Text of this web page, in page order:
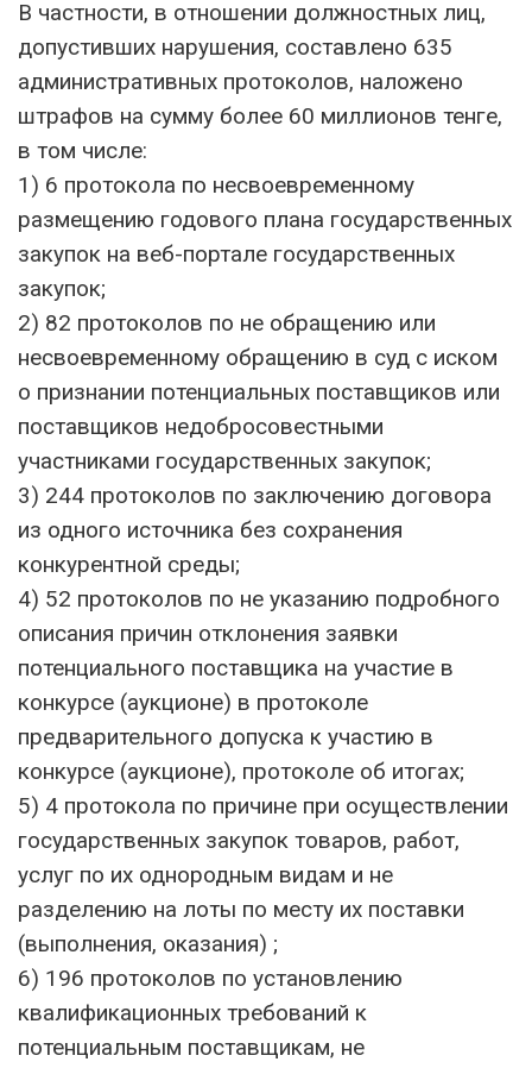
В частности, в отношении должностных лиц,
допустивших нарушения, составлено 635
административных протоколов, наложено
штрафов на сумму более 60 миллионов тенге,
в том числе:
1) 6 протокола по несвоевременному
размещению годового плана государственных
закупок на веб-портале государственных
закупок;
2) 82 протоколов по не обращению или
несвоевременному обращению в суд с иском
о признании потенциальных поставщиков или
поставщиков недобросовестными
участниками государственных закупок;
3) 244 протоколов по заключению договора
из одного источника без сохранения
конкурентной среды;
4) 52 протоколов по не указанию подробного
описания причин отклонения заявки
потенциального поставщика на участие в
конкурсе (аукционе) в протоколе
предварительного допуска к участию в
конкурсе (аукционе), протоколе об итогах;
5) 4 протокола по причине при осуществлении
государственных закупок товаров, работ,
услуг по их однородным видам и не
разделению на лоты по месту их поставки
(выполнения, оказания) ;
6) 196 протоколов по установлению
квалификационных требований к
потенциальным поставщикам, не